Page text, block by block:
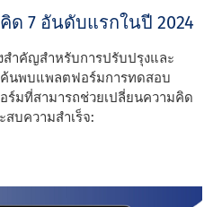
ด 7 อันดับแรกในปี 2024
สําคัญสําหรับการปรับปรุงและ
นพบแพลตฟอร์มการทดสอบ
มที่สามารถช่วยเปลี่ยนความคิด
บความสําเร็จ: